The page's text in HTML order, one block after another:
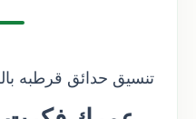
تنسيق حدائق قرطبه